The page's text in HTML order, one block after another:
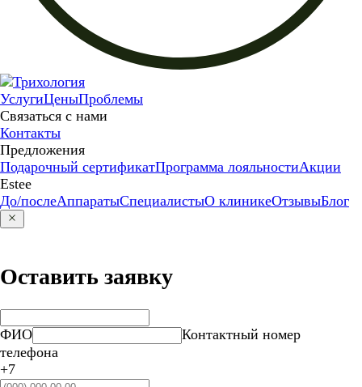
УслугиЦеныПроблемы
Связаться с нами
Контакты
Предложения
Подарочный сертификатПрограмма лояльностиАкции
Estee
До/послеАппаратыСпециалистыО клиникеОтзывыБлог
Оставить заявку
ФИО
Контактный номер
телефона
+7